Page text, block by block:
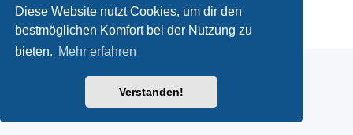
Diese Website nutzt Cookies, um dir den
bestmöglichen Komfort bei der Nutzung zu
bieten. Mehr erfahren
Verstanden!
Powered by phpBB
® Forum Software © phpBB Limited
Deutsche Übersetzung durch
Datenschutz|Nutzungsbedingungen